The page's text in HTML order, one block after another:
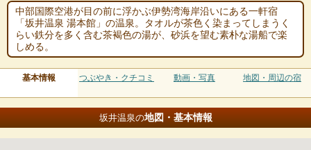
中部国際空港が目の前に浮かぶ伊勢湾海岸沿いにある一軒宿
「坂井温泉 湯本館」の温泉。タオルが茶色く染まってしまうく
らい鉄分を多く含む茶褐色の湯が、砂浜を望む素朴な湯船で楽
しめる。
基本情報 つぶやき・クチコミ 動画・写真 地図・周辺の宿
坂井温泉の地図・基本情報